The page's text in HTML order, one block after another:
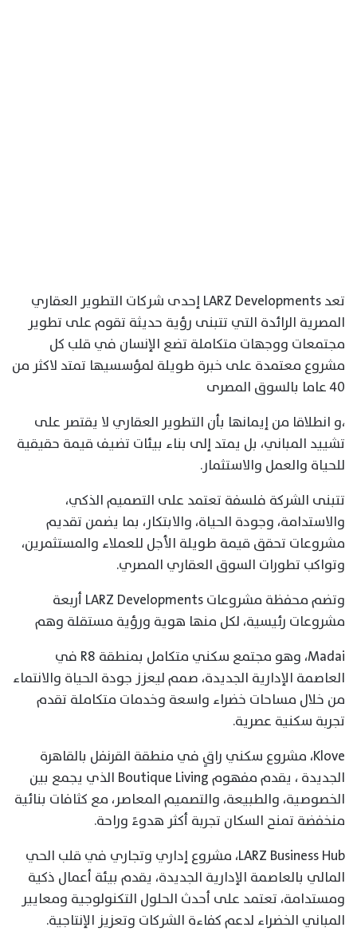
تعد LARZ Developments إحدى شركات التطوير العقاري
المصرية الرائدة التي تتبنى رؤية حديثة تقوم على تطوير
مجتمعات ووجهات متكاملة تضع الإنسان في قلب كل
مشروع معتمدة على خبرة طويلة لمؤسسيها تمتد لاكثر من
٤٠ عاما بالسوق المصرى
،و انطلاقا من إيمانها بأن التطوير العقاري لا يقتصر على
تشييد المباني، بل يمتد إلى بناء بيئات تضيف قيمة حقيقية
للحياة والعمل والاستثمار.
تتبنى الشركة فلسفة تعتمد على التصميم الذكي،
والاستدامة، وجودة الحياة، والابتكار، بما يضمن تقديم
مشروعات تحقق قيمة طويلة الأجل للعملاء والمستثمرين،
وتواكب تطورات السوق العقاري المصري.
وتضم محفظة مشروعات LARZ Developments أربعة
مشروعات رئيسية، لكل منها هوية ورؤية مستقلة وهم
Madai، وهو مجتمع سكني متكامل بمنطقة R8 في
العاصمة الإدارية الجديدة، صمم ليعزز جودة الحياة والانتماء
من خلال مساحات خضراء واسعة وخدمات متكاملة تقدم
تجربة سكنية عصرية.
Klove، مشروع سكني راقٍ في منطقة القرنفل بالقاهرة
الجديدة ، يقدم مفهوم Boutique Living الذي يجمع بين
الخصوصية، والطبيعة، والتصميم المعاصر، مع كثافات بنائية
منخفضة تمنح السكان تجربة أكثر هدوءً وراحة.
LARZ Business Hub، مشروع إداري وتجاري في قلب الحي
المالي بالعاصمة الإدارية الجديدة، يقدم بيئة أعمال ذكية
ومستدامة، تعتمد على أحدث الحلول التكنولوجية ومعايير
المباني الخضراء لدعم كفاءة الشركات وتعزيز الإنتاجية.